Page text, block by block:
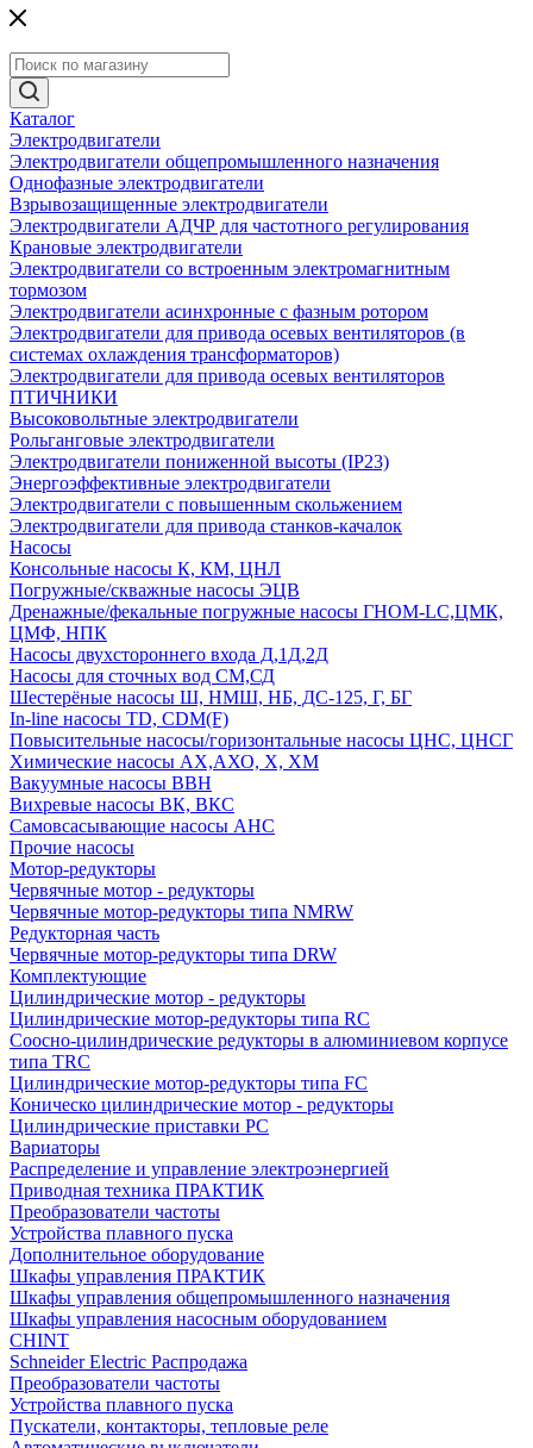
Каталог
Электродвигатели
Электродвигатели общепромышленного назначения
Однофазные электродвигатели
Взрывозащищенные электродвигатели
Электродвигатели АДЧР для частотного регулирования
Крановые электродвигатели
Электродвигатели со встроенным электромагнитным
тормозом
Электродвигатели асинхронные с фазным ротором
Электродвигатели для привода осевых вентиляторов (в
системах охлаждения трансформаторов)
Электродвигатели для привода осевых вентиляторов
ПТИЧНИКИ
Высоковольтные электродвигатели
Рольганговые электродвигатели
Электродвигатели пониженной высоты (IP23)
Энергоэффективные электродвигатели
Электродвигатели с повышенным скольжением
Электродвигатели для привода станков-качалок
Насосы
Консольные насосы К, КМ, ЦНЛ
Погружные/скважные насосы ЭЦВ
Дренажные/фекальные погружные насосы ГНОМ-LC,ЦМК,
ЦМФ, НПК
Насосы двухстороннего входа Д,1Д,2Д
Насосы для сточных вод СМ,СД
Шестерёные насосы Ш, НМШ, НБ, ДС-125, Г, БГ
In-line насосы TD, CDM(F)
Повысительные насосы/горизонтальные насосы ЦНС, ЦНСГ
Химические насосы АХ,АХО, Х, ХМ
Вакуумные насосы ВВН
Вихревые насосы ВК, ВКС
Самовсасывающие насосы АНС
Прочие насосы
Мотор-редукторы
Червячные мотор - редукторы
Червячные мотор-редукторы типа NMRW
Редукторная часть
Червячные мотор-редукторы типа DRW
Комплектующие
Цилиндрические мотор - редукторы
Цилиндрические мотор-редукторы типа RC
Соосно-цилиндрические редукторы в алюминиевом корпусе
типа TRC
Цилиндрические мотор-редукторы типа FC
Коническо цилиндрические мотор - редукторы
Цилиндрические приставки PC
Вариаторы
Распределение и управление электроэнергией
Приводная техника ПРАКТИК
Преобразователи частоты
Устройства плавного пуска
Дополнительное оборудование
Шкафы управления ПРАКТИК
Шкафы управления общепромышленного назначения
Шкафы управления насосным оборудованием
CHINT
Schneider Electric Распродажа
Преобразователи частоты
Устройства плавного пуска
Пускатели, контакторы, тепловые реле